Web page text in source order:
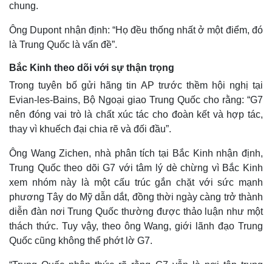
chung.
Ông Dupont nhận định: “Họ đều thống nhất ở một điểm, đó
là Trung Quốc là vấn đề”.
Bắc Kinh theo dõi với sự thận trọng
Trong tuyên bố gửi hãng tin AP trước thềm hội nghị tại
Evian-les-Bains, Bộ Ngoại giao Trung Quốc cho rằng: “G7
nên đóng vai trò là chất xúc tác cho đoàn kết và hợp tác,
thay vì khuếch đại chia rẽ và đối đầu”.
Ông Wang Zichen, nhà phân tích tại Bắc Kinh nhận định,
Trung Quốc theo dõi G7 với tâm lý dè chừng vì Bắc Kinh
xem nhóm này là một cấu trúc gắn chặt với sức mạnh
phương Tây do Mỹ dẫn dắt, đồng thời ngày càng trở thành
diễn đàn nơi Trung Quốc thường được thảo luận như một
thách thức. Tuy vậy, theo ông Wang, giới lãnh đạo Trung
Quốc cũng không thể phớt lờ G7.